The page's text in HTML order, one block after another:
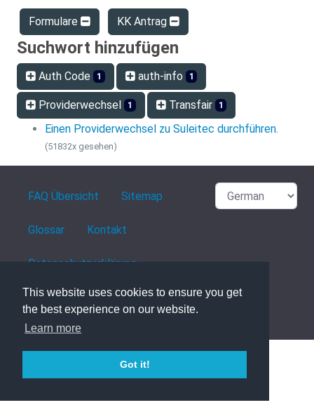
This website uses cookies to ensure you get
the best experience on our website.
Learn more
Got it!
Formulare KK Antrag
Suchwort hinzufügen
Auth Code 1 auth-info 1
Providerwechsel 1 Transfair 1
Einen Providerwechsel zu Suleitec durchführen.
(51832x gesehen)
FAQ Übersicht Sitemap
Glossar Kontakt
Datenschutzerklärung